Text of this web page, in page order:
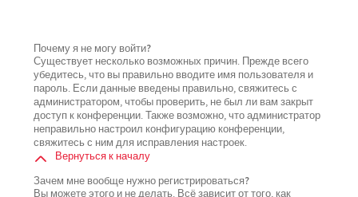
Почему я не могу войти?
Существует несколько возможных причин. Прежде всего
убедитесь, что вы правильно вводите имя пользователя и
пароль. Если данные введены правильно, свяжитесь с
администратором, чтобы проверить, не был ли вам закрыт
доступ к конференции. Также возможно, что администратор
неправильно настроил конфигурацию конференции,
свяжитесь с ним для исправления настроек.
Вернуться к началу
Зачем мне вообще нужно регистрироваться?
Вы можете этого и не делать. Всё зависит от того, как